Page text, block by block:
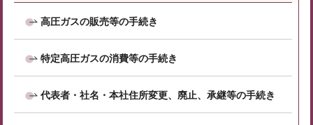
高圧ガスの販売等の手続き
特定高圧ガスの消費等の手続き
代表者・社名・本社住所変更、廃止、承継等の手続き